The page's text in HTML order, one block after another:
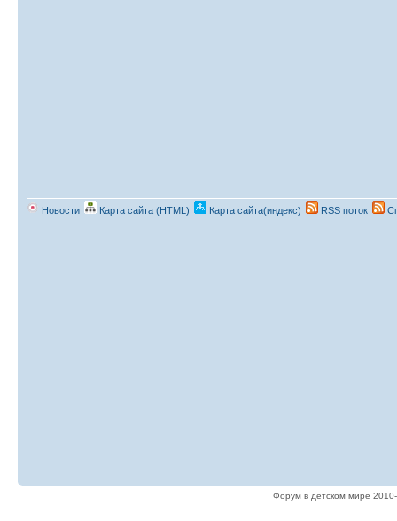
Новости Карта сайта (HTML) Карта сайта(индекс) RSS поток
Форум в детском мире